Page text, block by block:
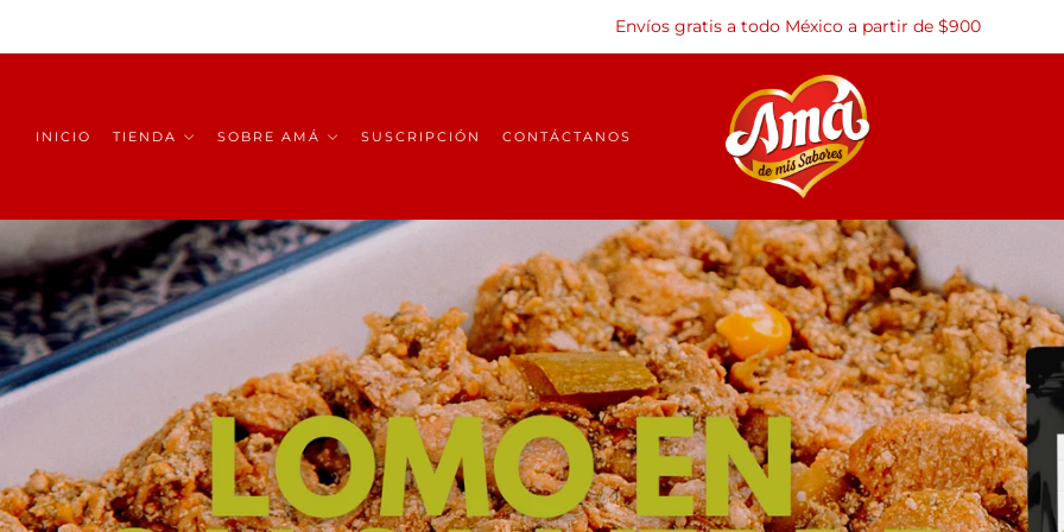
Envíos gratis a todo México a partir de $900
INICIO TIENDA SOBRE AMÁ SUSCRIPCIÓN CONTÁCTANOS